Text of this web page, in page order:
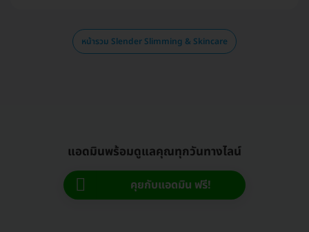
หน้ารวม Slender Slimming & Skincare
แอดมินพร้อมดูแลคุณทุกวันทางไลน์
คุยกับแอดมิน ฟรี!